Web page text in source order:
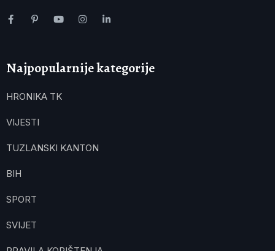
Najpopularnije kategorije
HRONIKA TK
VIJESTI
TUZLANSKI KANTON
BIH
SPORT
SVIJET